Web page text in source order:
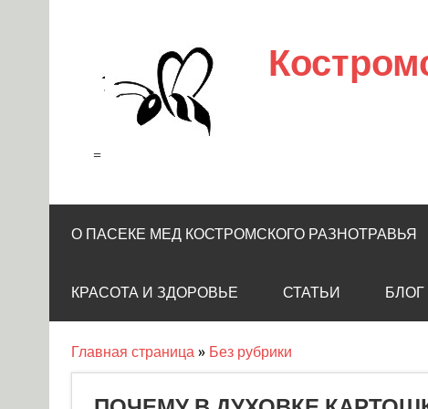
=
О ПАСЕКЕ МЕД КОСТРОМСКОГО РАЗНОТРАВЬЯ
КРАСОТА И ЗДОРОВЬЕ СТАТЬИ
Главная страница » Без рубрики